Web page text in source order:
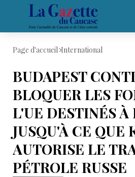
Page d'accueil International
BUDAPEST
BLOQUER LES
L'UE DESTINÉS
JUSQU'À CE QUE
AUTORISE LE
PÉTROLE RUSSE